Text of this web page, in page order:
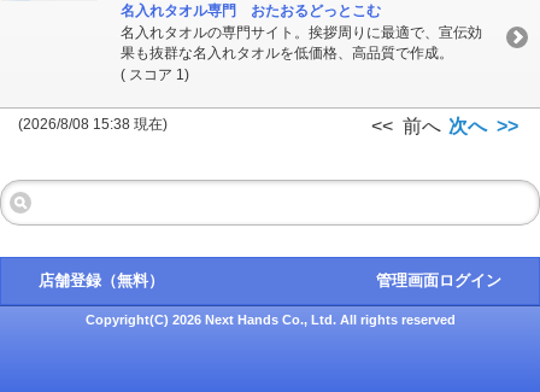
名入れタオル専門 おたおるどっとこむ
名入れタオルの専門サイト。挨拶周りに最適で、宣伝効
果も抜群な名入れタオルを低価格、高品質で作成。
( スコア 1)
(2026/8/08 15:38 現在) << 前へ 次へ >>
店舗登録（無料） 管理画面ログイン
Copyright(C) 2026 Next Hands Co., Ltd. All rights reserved